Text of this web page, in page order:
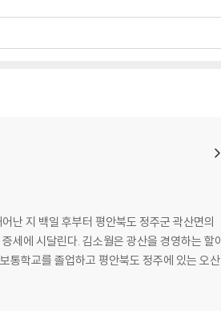
난 지 백일 후부터 평안북도 정주군 곽산면의
산을 경영하는 할아
통학교를 졸업하고 평안북도 정주에 있는 오산